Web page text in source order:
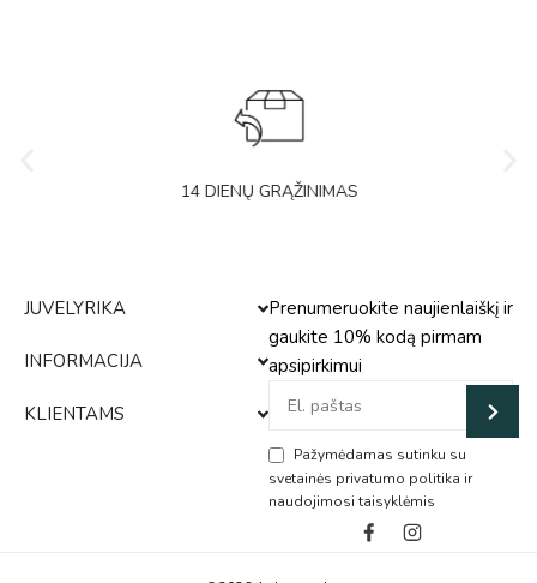
14 DIENŲ GRĄŽINIMAS
JUVELYRIKA
INFORMACIJA
KLIENTAMS
Prenumeruokite naujienlaiškį ir
gaukite 10% kodą pirmam
apsipirkimui
Pažymėdamas sutinku su
svetainės privatumo politika ir
naudojimosi taisyklėmis
Alternative: